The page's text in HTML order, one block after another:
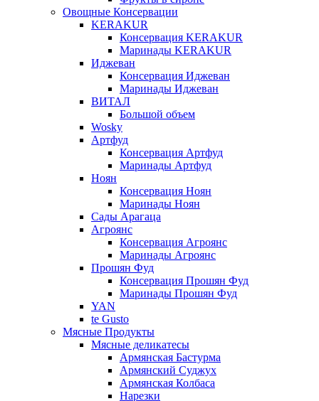
Овощные Консервации
KERAKUR
Консервация KERAKUR
Маринады KERAKUR
Иджеван
Консервация Иджеван
Маринады Иджеван
ВИТАЛ
Большой объем
Wosky
Артфуд
Консервация Артфуд
Маринады Артфуд
Ноян
Консервация Ноян
Маринады Ноян
Сады Арагаца
Агроянс
Консервация Агроянс
Маринады Агроянс
Прошян Фуд
Консервация Прошян Фуд
Маринады Прошян Фуд
YAN
te Gusto
Мясные Продукты
Мясные деликатесы
Армянская Бастурма
Армянский Суджух
Армянская Колбаса
Нарезки